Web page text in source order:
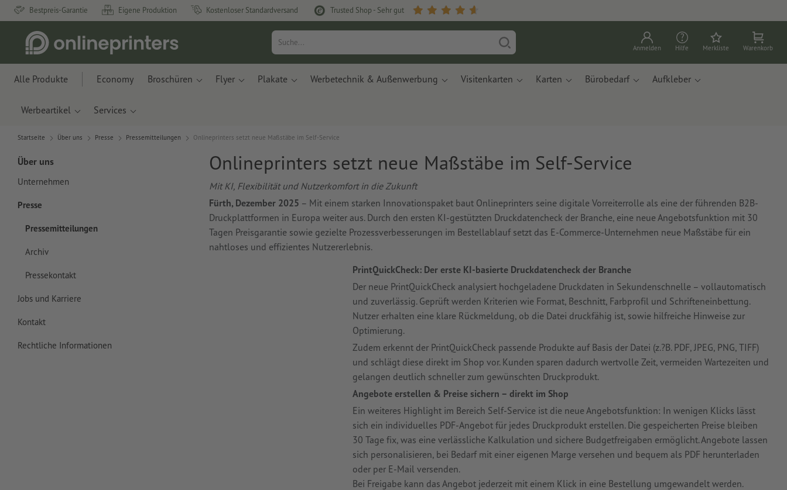
Bestpreis-Garantie Eigene Produktion Kostenloser Standardversand Trusted Shop - Sehr gut
Anmelden Hilfe Merkliste Warenkorb
Alle Produkte Economy Broschüren Flyer Plakate Werbetechnik & Außenwerbung Visitenkarten Karten Bürobedarf Aufkleber
Werbeartikel Services
Startseite Über uns Presse Pressemitteilungen Onlineprinters setzt neue Maßstäbe im Self-Service
Über uns
Unternehmen
Presse
Pressemitteilungen
Archiv
Pressekontakt
Jobs und Karriere
Kontakt
Rechtliche Informationen
Onlineprinters setzt neue Maßstäbe im Self-Service
Mit KI, Flexibilität und Nutzerkomfort in die Zukunft
Fürth, Dezember 2025 – Mit einem starken Innovationspaket baut Onlineprinters seine digitale Vorreiterrolle als eine der führenden B2B-
Druckplattformen in Europa weiter aus. Durch den ersten KI-gestützten Druckdatencheck der Branche, eine neue Angebotsfunktion mit 30
Tagen Preisgarantie sowie gezielte Prozessverbesserungen im Bestellablauf setzt das E-Commerce-Unternehmen neue Maßstäbe für ein
nahtloses und effizientes Nutzererlebnis.
PrintQuickCheck: Der erste KI-basierte Druckdatencheck der Branche
Der neue PrintQuickCheck analysiert hochgeladene Druckdaten in Sekundenschnelle – vollautomatisch
und zuverlässig. Geprüft werden Kriterien wie Format, Beschnitt, Farbprofil und Schrifteneinbettung.
Nutzer erhalten eine klare Rückmeldung, ob die Datei druckfähig ist, sowie hilfreiche Hinweise zur
Optimierung.
Zudem erkennt der PrintQuickCheck passende Produkte auf Basis der Datei (z.?B. PDF, JPEG, PNG, TIFF)
und schlägt diese direkt im Shop vor. Kunden sparen dadurch wertvolle Zeit, vermeiden Wartezeiten und
gelangen deutlich schneller zum gewünschten Druckprodukt.
Angebote erstellen & Preise sichern – direkt im Shop
Ein weiteres Highlight im Bereich Self-Service ist die neue Angebotsfunktion: In wenigen Klicks lässt
sich ein individuelles PDF-Angebot für jedes Druckprodukt erstellen. Die gespeicherten Preise bleiben
30 Tage fix, was eine verlässliche Kalkulation und sichere Budgetfreigaben ermöglicht. Angebote lassen
sich personalisieren, bei Bedarf mit einer eigenen Marge versehen und bequem als PDF herunterladen
oder per E-Mail versenden.
Bei Freigabe kann das Angebot jederzeit mit einem Klick in eine Bestellung umgewandelt werden.